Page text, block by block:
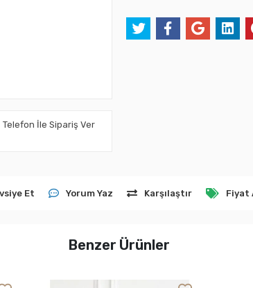
Telefon İle Sipariş Ver
Et Yorum Yaz Karşılaştır Fiyat
Benzer Ürünler